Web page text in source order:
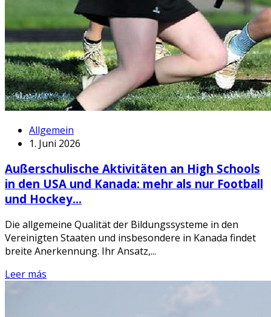
Allgemein
1. Juni 2026
Außerschulische Aktivitäten an High Schools
in den USA und Kanada: mehr als nur Football
und Hockey…
Die allgemeine Qualität der Bildungssysteme in den
Vereinigten Staaten und insbesondere in Kanada findet
breite Anerkennung. Ihr Ansatz,...
Leer más